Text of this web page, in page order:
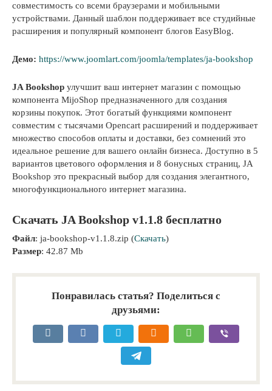
совместимость со всеми браузерами и мобильными
устройствами. Данный шаблон поддерживает все студийные
расширения и популярный компонент блогов EasyBlog.
Демо: https://www.joomlart.com/joomla/templates/ja-bookshop
JA Bookshop улучшит ваш интернет магазин с помощью
компонента MijoShop предназначенного для создания
корзины покупок. Этот богатый функциями компонент
совместим с тысячами Opencart расширений и поддерживает
множество способов оплаты и доставки, без сомнений это
идеальное решение для вашего онлайн бизнеса. Доступно в 5
вариантов цветового оформления и 8 бонусных страниц, JA
Bookshop это прекрасный выбор для создания элегантного,
многофункционального интернет магазина.
Скачать JA Bookshop v1.1.8 бесплатно
Файл: ja-bookshop-v1.1.8.zip (Скачать)
Размер: 42.87 Mb
Понравилась статья? Поделиться с
друзьями: